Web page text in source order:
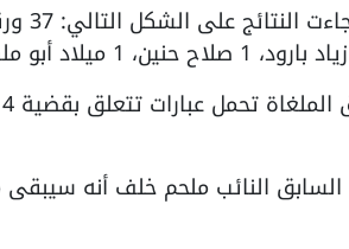
النائب ملحم خلف أنه سيبقى